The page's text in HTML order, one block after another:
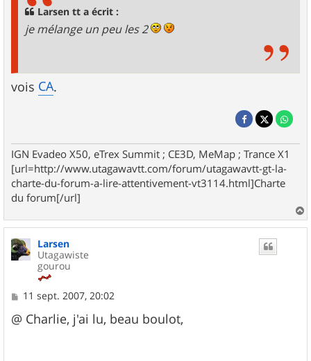
Larsen tt a écrit :
je mélange un peu les 2
vois CA.
IGN Evadeo X50, eTrex Summit ; CE3D, MeMap ; Trance X1
[url=http://www.utagawavtt.com/forum/utagawavtt-gt-la-
charte-du-forum-a-lire-attentivement-vt3114.html]Charte
du forum[/url]
a
u
Larsen
Utagawiste
gourou
M
s
s
11 sept. 2007, 20:02
@ Charlie, j'ai lu, beau boulot,